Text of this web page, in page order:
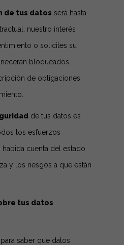
de tus datos será hasta
nuestro interés
o solicites su
bloqueados
de obligaciones
de tus datos es
los esfuerzos
cuenta del estado
y los riesgos a que están
tus datos
para saber que datos